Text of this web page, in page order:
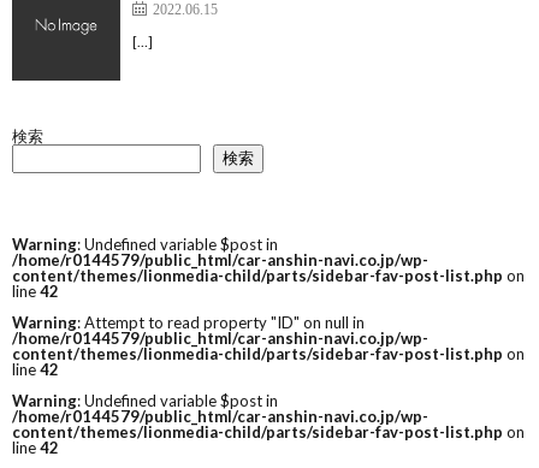
2022.06.15
[…]
検索
検索
Warning: Undefined variable $post in
/home/r0144579/public_html/car-anshin-navi.co.jp/wp-
content/themes/lionmedia-child/parts/sidebar-fav-post-list.php on
line42
Warning: Attempt to read property "ID" on null in
/home/r0144579/public_html/car-anshin-navi.co.jp/wp-
content/themes/lionmedia-child/parts/sidebar-fav-post-list.php on
line42
Warning: Undefined variable $post in
/home/r0144579/public_html/car-anshin-navi.co.jp/wp-
content/themes/lionmedia-child/parts/sidebar-fav-post-list.php on
line42